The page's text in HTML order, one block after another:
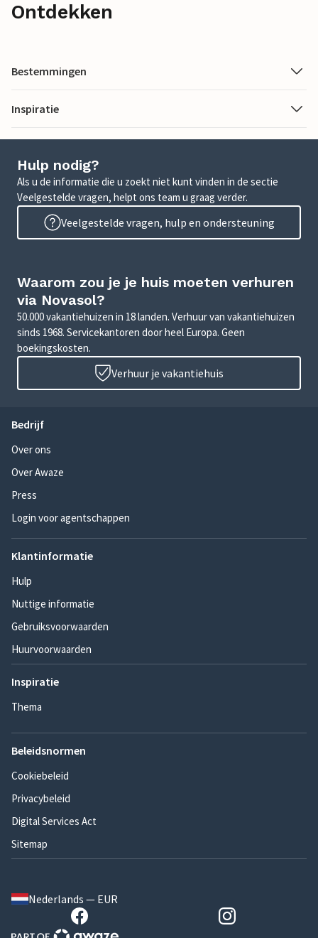
Ontdekken
Bestemmingen
Inspiratie
Hulp nodig?
Als u de informatie die u zoekt niet kunt vinden in de sectie
Veelgestelde vragen, helpt ons team u graag verder.
Veelgestelde vragen, hulp en ondersteuning
Waarom zou je je huis moeten verhuren
via Novasol?
50.000 vakantiehuizen in 18 landen. Verhuur van vakantiehuizen
sinds 1968. Servicekantoren door heel Europa. Geen
boekingskosten.
Verhuur je vakantiehuis
Bedrijf
Over ons
Over Awaze
Press
Login voor agentschappen
Klantinformatie
Hulp
Nuttige informatie
Gebruiksvoorwaarden
Huurvoorwaarden
Inspiratie
Thema
Beleidsnormen
Cookiebeleid
Privacybeleid
Digital Services Act
Sitemap
Nederlands — EUR